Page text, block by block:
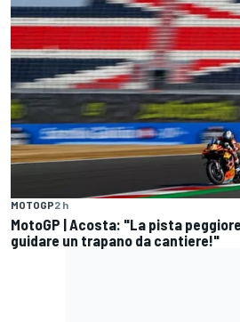
MOTOGP2 h
MotoGP | Acosta: "La pista
guidare un trapano da cantiere!"